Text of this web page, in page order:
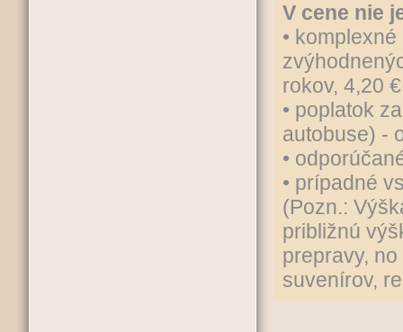
V cene nie
•
rokov, 4,20
• poplatok
autobuse) -
•
• prípadné
(Pozn.:
približnú
prepravy,
suvenírov,